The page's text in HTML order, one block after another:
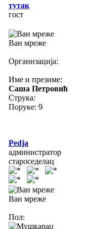
тутак
гост
Ван мреже
Организација:
Име и презиме:
Саша Петровић
Струка:
Поруке: 9
Pedja
администратор
староседелац
Ван мреже
Пол: